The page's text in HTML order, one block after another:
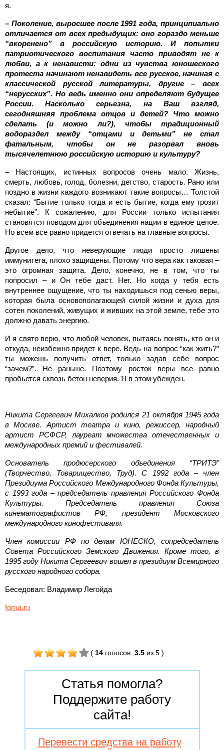
я.
– Поколение, выросшее после 1991 года, принципиально
отличается от всех предыдущих: оно гораздо меньше
“вкоренено” в российскую историю. И попытки
патриотического воспитания часто приводят не к
любви, а к ненависти: одни из чувства юношеского
протеста начинают ненавидеть все русское, начиная с
классической русской литературы, другие – всех
“нерусских”. Но ведь именно они определяют будущее
России. Насколько серьезна, на Ваш взгляд,
сегодняшняя проблема отцов и детей? Что можно
сделать (и можно ли?), чтобы традиционный
водораздел между “отцами и детьми” не стал
фатальным, чтобы он не разорвал вновь
тысячелетнюю российскую историю и культуру?
– Настоящих, истинных вопросов очень мало. Жизнь,
смерть, любовь, голод, болезни, детство, старость. Рано или
поздно в жизни каждого возникают такие вопросы… Толстой
сказал: “Бытие только тогда и есть бытие, когда ему грозит
небытие”. К сожалению, для России только испытания
становятся поводом для объединения нации в единое целое.
Но всем все равно придется отвечать на главные вопросы.
Другое дело, что неверующие люди просто лишены
иммунитета, плохо защищены. Потому что вера как таковая –
это огромная защита. Дело, конечно, не в том, что ты
попросил – и Он тебе даст. Нет. Но когда у тебя есть
внутреннее ощущение, что ты находишься под сенью веры,
которая была основополагающей силой жизни и духа для
сотен поколений, живущих и живших на этой земле, тебе это
должно давать энергию.
И я свято верю, что любой человек, пытаясь понять, кто он и
откуда, неизбежно придет к вере. Ведь на вопрос “как жить?”
ты можешь получить ответ, только задав себе вопрос
“зачем?”. Не раньше. Поэтому росток веры все равно
пробьется сквозь бетон неверия. Я в этом убежден.
Никита Сергеевич Михалков родился 21 октября 1945 года
в Москве. Артист театра и кино, режиссер, народный
артист РСФСР, лауреат множества отечественных и
международных премий и фестивалей.
Основатель продюсерского объединения “ТРИТЭ”
(Творчество, Товарищество, Труд). С 1992 года – член
Президиума Российского Международного Фонда Культуры,
с 1993 года – председатель правления Российского Фонда
Культуры. Председатель правления Союза
кинематографистов РФ, президент Московского
международного кинофестиваля.
Член комиссии РФ по делам ЮНЕСКО, сопредседатель
Совета Российского Земского Движения. Кроме того, в
1995 году Никита Сергеевич вошел в президиум Всемирного
русского народного собора.
Беседовал: Владимир Легойда
foma.ru
( 14 голосов: 3.5из 5)
Статья помогла?
Поддержите работу
сайта!
Перевести средства на работу